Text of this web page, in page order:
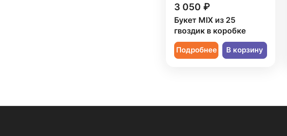
3 050 ₽
Букет MIX из 25
гвоздик в коробке
Подробнее В корзину